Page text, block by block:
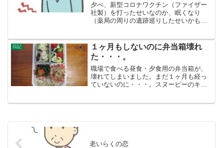
夕べ、新型コロナワクチン（ファイザー
社製）を打ったせいなのか、眠くなり
（薬局の周りの遺跡巡りしたせいかも）
おならと一緒にお腹から出そうな勢い。
すぐトイレに行くが、ちょび...
日記
１ヶ月もしないのに弁当箱壊れ
た・・・。
職場で食べる昼食・夕食用の弁当箱が、
壊れてしまいました。まだ１ヶ月も経っ
ていないのに・・・。スヌーピーのキャ
老いらくの恋